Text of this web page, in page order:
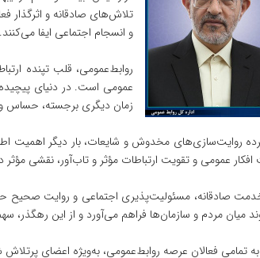
تلاش‌های صادقانه و اثرگذار
و انسجام اجتماعی ایفا می‌کنند.
روابط‌عمومی، قلب تپنده
عمومی است. در دنیای
زمان دیگری برجسته، حساس
روایت‌سازی‌های مخدوش و شایعات، بار دیگر اهمیت
افکار عمومی و تقویت ارتباطات مؤثر و تاب‌آور، نقشی
صادقانه، مسئولیت‌پذیری اجتماعی و روایت صحیح
میان مردم و سازمان‌ها فراهم می‌آورد و از این
تمامی فعالان عرصه روابط‌عمومی، به‌ویژه اعضای